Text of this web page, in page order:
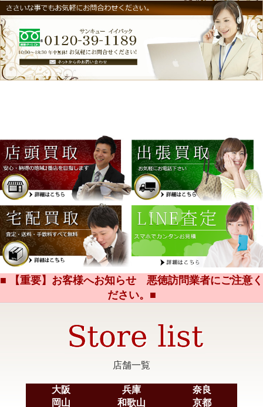
■ 【重要】お客様へお知らせ 悪徳訪問業者にご注意く
ださい。■
店舗一覧
大阪 兵庫
奈良
岡山
和歌山
京都